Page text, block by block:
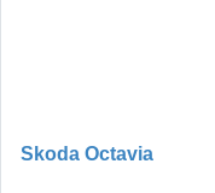
Skoda Octavia